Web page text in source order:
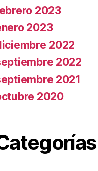
2023
2023
2022
2022
2021
2020